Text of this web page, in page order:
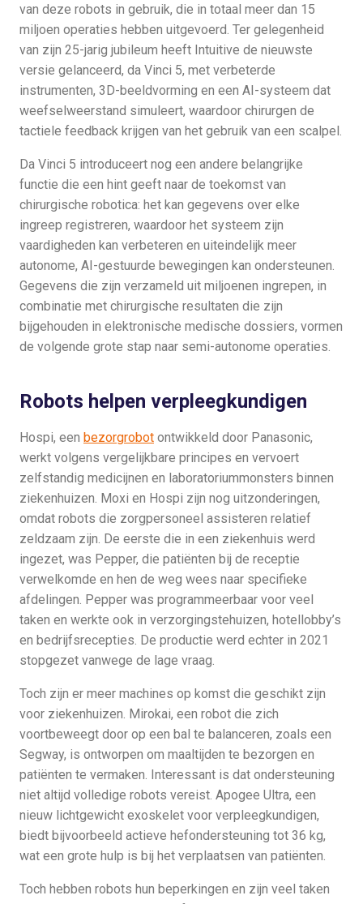
van deze robots in gebruik, die in totaal meer dan 15
miljoen operaties hebben uitgevoerd. Ter gelegenheid
van zijn 25-jarig jubileum heeft Intuitive de nieuwste
versie gelanceerd, da Vinci 5, met verbeterde
instrumenten, 3D-beeldvorming en een AI-systeem dat
weefselweerstand simuleert, waardoor chirurgen de
tactiele feedback krijgen van het gebruik van een scalpel.
Da Vinci 5 introduceert nog een andere belangrijke
functie die een hint geeft naar de toekomst van
chirurgische robotica: het kan gegevens over elke
ingreep registreren, waardoor het systeem zijn
vaardigheden kan verbeteren en uiteindelijk meer
autonome, AI-gestuurde bewegingen kan ondersteunen.
Gegevens die zijn verzameld uit miljoenen ingrepen, in
combinatie met chirurgische resultaten die zijn
bijgehouden in elektronische medische dossiers, vormen
de volgende grote stap naar semi-autonome operaties.
Robots helpen verpleegkundigen
Hospi, een bezorgrobot ontwikkeld door Panasonic,
werkt volgens vergelijkbare principes en vervoert
zelfstandig medicijnen en laboratoriummonsters binnen
ziekenhuizen. Moxi en Hospi zijn nog uitzonderingen,
omdat robots die zorgpersoneel assisteren relatief
zeldzaam zijn. De eerste die in een ziekenhuis werd
ingezet, was Pepper, die patiënten bij de receptie
verwelkomde en hen de weg wees naar specifieke
afdelingen. Pepper was programmeerbaar voor veel
taken en werkte ook in verzorgingstehuizen, hotellobby’s
en bedrijfsrecepties. De productie werd echter in 2021
stopgezet vanwege de lage vraag.
Toch zijn er meer machines op komst die geschikt zijn
voor ziekenhuizen. Mirokai, een robot die zich
voortbeweegt door op een bal te balanceren, zoals een
Segway, is ontworpen om maaltijden te bezorgen en
patiënten te vermaken. Interessant is dat ondersteuning
niet altijd volledige robots vereist. Apogee Ultra, een
nieuw lichtgewicht exoskelet voor verpleegkundigen,
biedt bijvoorbeeld actieve hefondersteuning tot 36 kg,
wat een grote hulp is bij het verplaatsen van patiënten.
Toch hebben robots hun beperkingen en zijn veel taken